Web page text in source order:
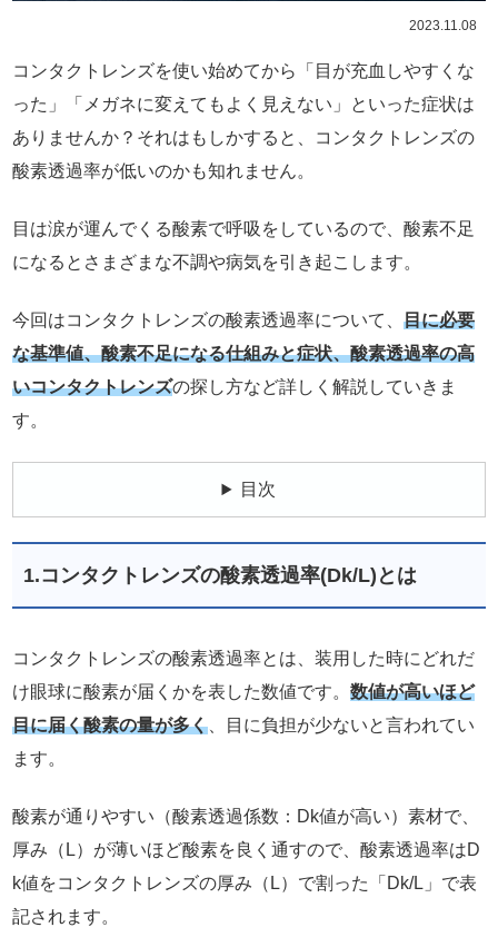
2023.11.08
コンタクトレンズを使い始めてから「目が充血しやすくな
った」「メガネに変えてもよく見えない」といった症状は
ありませんか？それはもしかすると、コンタクトレンズの
酸素透過率が低いのかも知れません。
目は涙が運んでくる酸素で呼吸をしているので、酸素不足
になるとさまざまな不調や病気を引き起こします。
今回はコンタクトレンズの酸素透過率について、 目に必要
な基準値、酸素不足になる仕組みと症状、酸素透過率の高
いコンタクトレンズの探し方など詳しく解説していきま
す。
目次
1.コンタクトレンズの酸素透過率(Dk/L)とは
コンタクトレンズの酸素透過率とは、装用した時にどれだ
け眼球に酸素が届くかを表した数値です。 数値が高いほど
目に届く酸素の量が多く 、目に負担が少ないと言われてい
ます。
酸素が通りやすい（酸素透過係数：Dk値が高い）素材で、
厚み（L）が薄いほど酸素を良く通すので、酸素透過率はD
k値をコンタクトレンズの厚み（L）で割った「Dk/L」で表
記されます。